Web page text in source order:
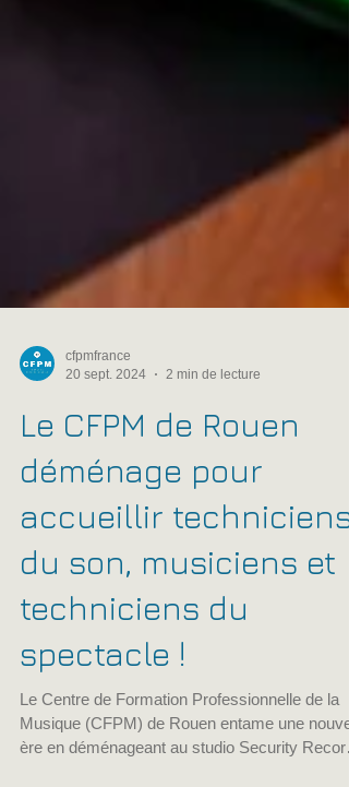
20 sept. 2024
2 min de lecture
Le CFPM de Rouen
déménage pour
accueillir techniciens
du son, musiciens et
techniciens du
spectacle !
Le Centre de Formation Professionnelle de la